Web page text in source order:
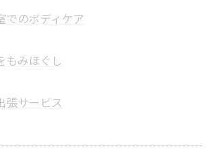
でのボディケア
もみほぐし
張サービス